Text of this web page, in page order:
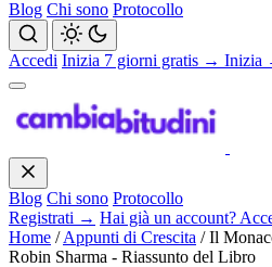
Blog Chi sono Protocollo
Accedi Inizia 7 giorni gratis → Inizia
Blog Chi sono Protocollo
Registrati → Hai già un account?
Home / Appunti di Crescita / Il
Robin Sharma - Riassunto del Libro